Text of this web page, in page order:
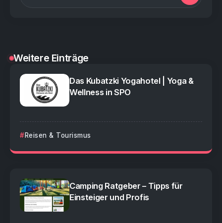
Weitere Einträge
Das Kubatzki Yogahotel | Yoga &
Wellness in SPO
Reisen & Tourismus
Camping Ratgeber – Tipps für
Einsteiger und Profis